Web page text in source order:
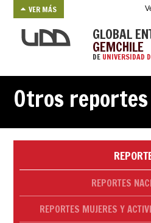
VER MÁS
GLOBAL
GEMCHILE
DE UNIVERSIDAD
Otros reportes
REPORTES
REPORTES MUJERES Y